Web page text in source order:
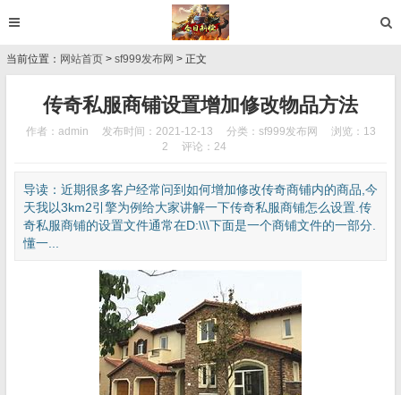
当前位置： 网站首页 > sf999发布网 > 正文
传奇私服商铺设置增加修改物品方法
作者：admin 发布时间：2021-12-13 分类： sf999发布网
浏览：13
2
评论：24
导读：近期很多客户经常问到如何增加修改传奇商铺内的商品,今
天我以3km2引擎为例给大家讲解一下传奇私服商铺怎么设置.传
奇私服商铺的设置文件通常在D:\\\下面是一个商铺文件的一部分.
懂一...